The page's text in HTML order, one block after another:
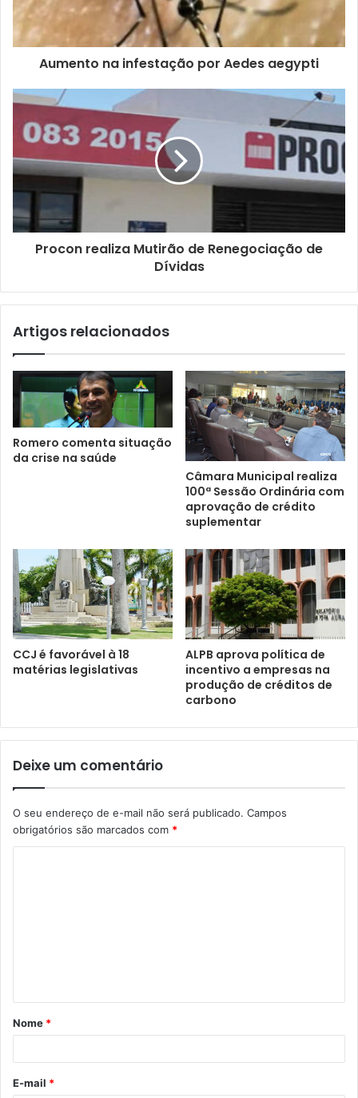
e
d
a
i
l
Aumento na infestação por Aedes aegypti
Procon realiza Mutirão de Renegociação de
Dívidas
Artigos relacionados
Romero comenta situação
da crise na saúde
Câmara Municipal realiza
100ª Sessão Ordinária com
aprovação de crédito
suplementar
CCJ é favorável à 18
matérias legislativas
ALPB aprova política de
incentivo a empresas na
produção de créditos de
carbono
Deixe um comentário
O seu endereço de e-mail não será publicado. Campos
obrigatórios são marcados com *
Nome *
E-mail *